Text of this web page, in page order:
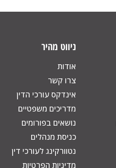
ניווט מהיר
אודות
צרו קשר
אינדקס עורכי הדין
מדריכים משפטיים
נושאים בפורומים
כניסת מנהלים
נטוורקינג לעורכי דין
מדיניות הפרטיות